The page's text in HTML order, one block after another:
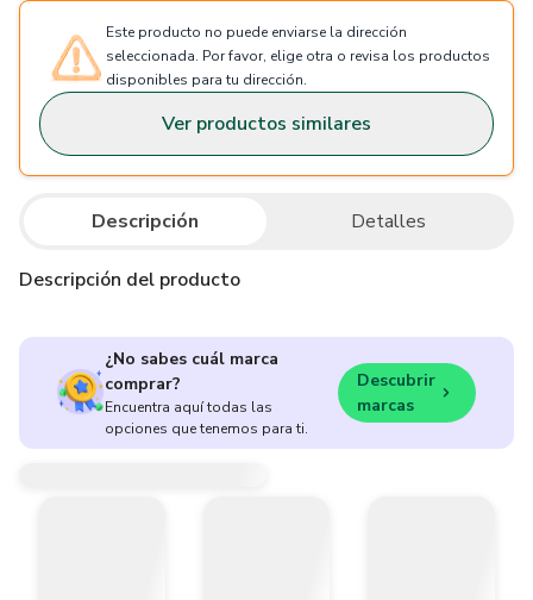
Este producto no puede enviarse la dirección
seleccionada. Por favor, elige otra o revisa los productos
disponibles para tu dirección.
Ver productos similares
Descripción Detalles
Descripción del producto
¿No sabes cuál marca
comprar?
Encuentra aquí todas las
opciones que tenemos para ti.
Descubrir
marcas